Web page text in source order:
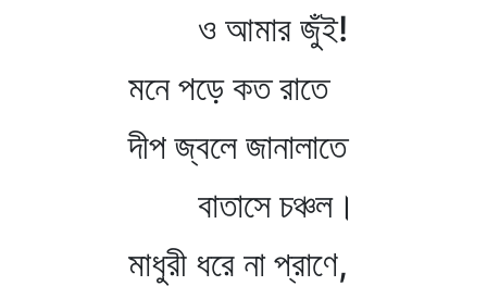
ও আমার জুঁই!
মনে পড়ে কত রাতে
দীপ জ্বলে জানালাতে
বাতাসে চঞ্চল।
মাধুরী ধরে না প্রাণে,